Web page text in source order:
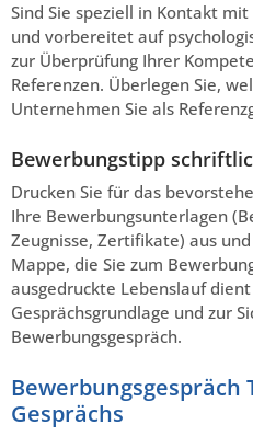
Sind Sie speziell in Kontakt
und vorbereitet auf
zur Überprüfung Ihrer
Referenzen. Überlegen Sie,
Unternehmen Sie als
Bewerbungstipp
Drucken Sie für das
Ihre Bewerbungsunterlagen
Zeugnisse, Zertifikate) aus
Mappe, die Sie zum
ausgedruckte Lebenslauf
Gesprächsgrundlage und zur
Bewerbungsgespräch.
Bewerbungsgespräch
Gesprächs